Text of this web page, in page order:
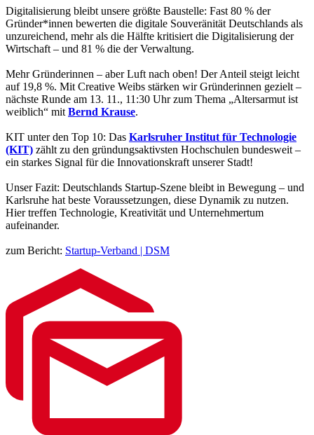
Digitalisierung bleibt unsere größte Baustelle: Fast 80 % der
Gründer*innen bewerten die digitale Souveränität Deutschlands als
unzureichend, mehr als die Hälfte kritisiert die Digitalisierung der
Wirtschaft – und 81 % die der Verwaltung.
Mehr Gründerinnen – aber Luft nach oben! Der Anteil steigt leicht
auf 19,8 %. Mit Creative Weibs stärken wir Gründerinnen gezielt –
nächste Runde am 13. 11., 11:30 Uhr zum Thema „Altersarmut ist
weiblich“ mitBernd Krause.
KIT unter den Top 10: Das Karlsruher Institut für Technologie
(KIT) zählt zu den gründungsaktivsten Hochschulen bundesweit –
ein starkes Signal für die Innovationskraft unserer Stadt!
Unser Fazit: Deutschlands Startup-Szene bleibt in Bewegung – und
Karlsruhe hat beste Voraussetzungen, diese Dynamik zu nutzen.
Hier treffen Technologie, Kreativität und Unternehmertum
aufeinander.
zum Bericht: Startup-Verband | DSM